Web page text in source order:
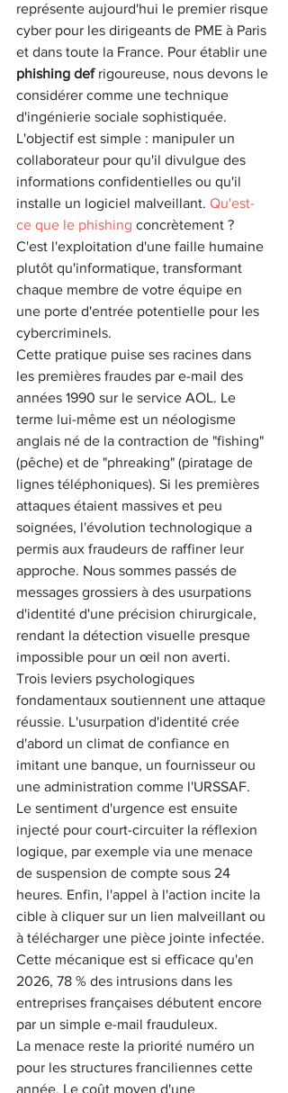
représente aujourd'hui le premier risque
cyber pour les dirigeants de PME à Paris
et dans toute la France. Pour établir une
phishing def rigoureuse, nous devons le
considérer comme une technique
d'ingénierie sociale sophistiquée.
L'objectif est simple : manipuler un
collaborateur pour qu'il divulgue des
informations confidentielles ou qu'il
installe un logiciel malveillant. Qu'est-
ce que le phishing concrètement ?
C'est l'exploitation d'une faille humaine
plutôt qu'informatique, transformant
chaque membre de votre équipe en
une porte d'entrée potentielle pour les
cybercriminels.
Cette pratique puise ses racines dans
les premières fraudes par e-mail des
années 1990 sur le service AOL. Le
terme lui-même est un néologisme
anglais né de la contraction de "fishing"
(pêche) et de "phreaking" (piratage de
lignes téléphoniques). Si les premières
attaques étaient massives et peu
soignées, l'évolution technologique a
permis aux fraudeurs de raffiner leur
approche. Nous sommes passés de
messages grossiers à des usurpations
d'identité d'une précision chirurgicale,
rendant la détection visuelle presque
impossible pour un œil non averti.
Trois leviers psychologiques
fondamentaux soutiennent une attaque
réussie. L'usurpation d'identité crée
d'abord un climat de confiance en
imitant une banque, un fournisseur ou
une administration comme l'URSSAF.
Le sentiment d'urgence est ensuite
injecté pour court-circuiter la réflexion
logique, par exemple via une menace
de suspension de compte sous 24
heures. Enfin, l'appel à l'action incite la
cible à cliquer sur un lien malveillant ou
à télécharger une pièce jointe infectée.
Cette mécanique est si efficace qu'en
2026, 78 % des intrusions dans les
entreprises françaises débutent encore
par un simple e-mail frauduleux.
La menace reste la priorité numéro un
pour les structures franciliennes cette
année. Le coût moyen d'une